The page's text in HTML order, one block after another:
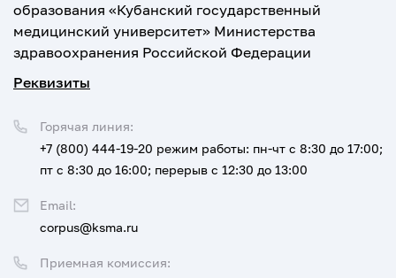
образования «Кубанский государственный
медицинский университет» Министерства
здравоохранения Российской Федерации
Реквизиты
Приемная комиссия:
Горячая линия:
+7 (800) 444-19-20 режим работы: пн-чт с 8:30 до 17:00;
пт с 8:30 до 16:00; перерыв с 12:30 до 13:00
Email:
corpus@ksma.ru